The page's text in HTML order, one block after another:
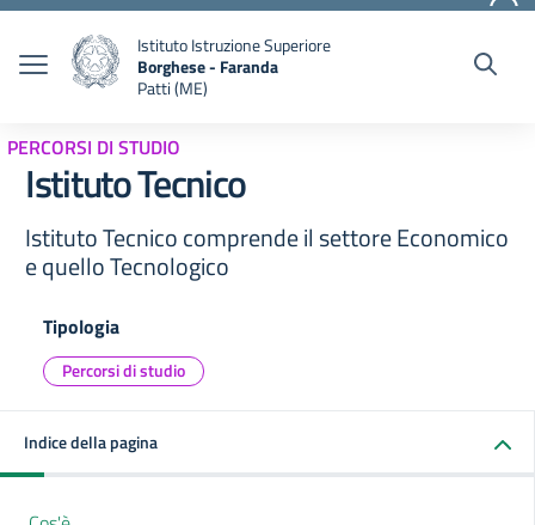
Istituto Istruzione Superiore
Borghese - Faranda
Patti (ME)
PERCORSI DI STUDIO
Istituto Tecnico
Istituto Tecnico comprende il settore Economico
e quello Tecnologico
Tipologia
Percorsi di studio
Indice della pagina